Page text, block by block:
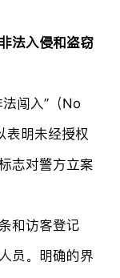
法入侵和盗窃
闯入”（No
表明未经授权
志对警方立案
和访客登记
员。明确的界